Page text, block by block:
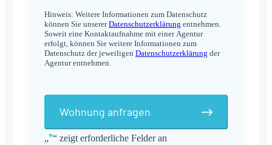
„*“ zeigt erforderliche Felder an
Hinweis: Weitere Informationen zum Datenschutz
können Sie unsererDatenschutzerklärung entnehmen.
Soweit eine Kontaktaufnahme mit einer Agentur
erfolgt, können Sie weitere Informationen zum
Datenschutz der jeweiligen Datenschutzerklärung der
Agentur entnehmen.
Wohnung anfragen